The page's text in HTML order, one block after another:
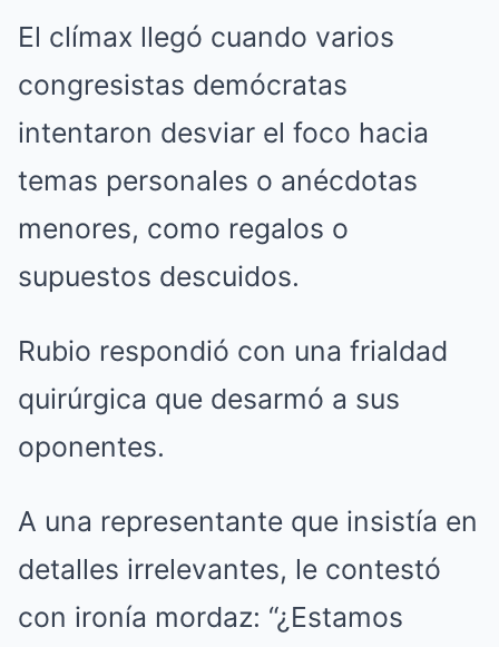
El clímax llegó cuando varios
congresistas demócratas
intentaron desviar el foco hacia
temas personales o anécdotas
menores, como regalos o
supuestos descuidos.
Rubio respondió con una frialdad
quirúrgica que desarmó a sus
oponentes.
A una representante que insistía en
detalles irrelevantes, le contestó
con ironía mordaz: “¿Estamos